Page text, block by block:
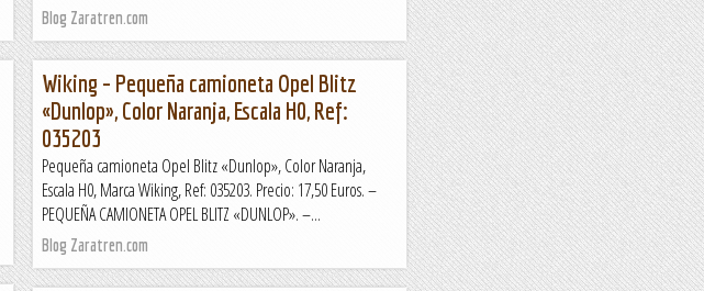
Blog Zaratren.com
Wiking – Pequeña camioneta Opel Blitz
«Dunlop», Color Naranja, Escala H0, Ref:
035203
Pequeña camioneta Opel Blitz «Dunlop», Color Naranja,
Escala H0, Marca Wiking, Ref: 035203. Precio: 17,50 Euros. –
PEQUEÑA CAMIONETA OPEL BLITZ «DUNLOP». –...
Blog Zaratren.com